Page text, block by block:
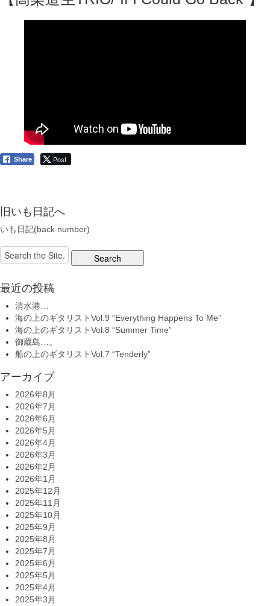
Share Post
旧いも日記へ
いも日記(back number)
Search
for:
最近の投稿
清水港…
海の上のギタリストVol.9 “Everything Happens To Me”
海の上のギタリストVol.8 “Summer Time”
御蔵島…。
船の上のギタリストVol.7 “Tenderly”
アーカイブ
2026年8月
2026年7月
2026年6月
2026年5月
2026年4月
2026年3月
2026年2月
2026年1月
2025年12月
2025年11月
2025年10月
2025年9月
2025年8月
2025年7月
2025年6月
2025年5月
2025年4月
2025年3月